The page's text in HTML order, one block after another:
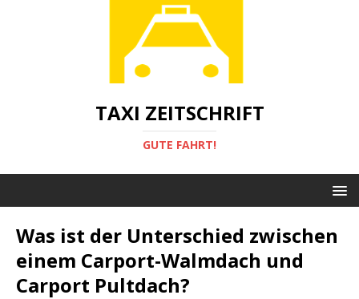
TAXI ZEITSCHRIFT
GUTE FAHRT!
Was ist der Unterschied zwischen
einem Carport-Walmdach und
Carport Pultdach?